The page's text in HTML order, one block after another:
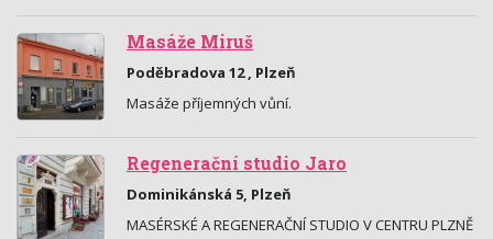
Masáže Miruš
Poděbradova 12 , Plzeň
Masáže příjemných vůní.
Regenerační studio Jaro
Dominikánská 5, Plzeň
MASÉRSKÉ A REGENERAČNÍ STUDIO V CENTRU PLZNĚ